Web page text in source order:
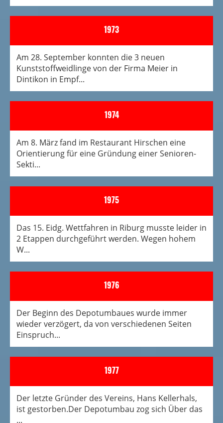
1973
Am 28. September konnten die 3 neuen
Kunststoffweidlinge von der Firma Meier in
Dintikon in Empf...
1974
Am 8. März fand im Restaurant Hirschen eine
Orientie­rung für eine Gründung einer Senioren-
Sekti...
1975
Das 15. Eidg. Wettfahren in Riburg musste leider in
2 Etappen durchgeführt werden. Wegen hohem
W...
1976
Der Beginn des Depotumbaues wurde immer
wieder ver­zögert, da von verschiedenen Seiten
Einspruch...
1977
Der letzte Gründer des Vereins, Hans Kellerhals,
ist gestorben.Der Depotumbau zog sich Über das
...